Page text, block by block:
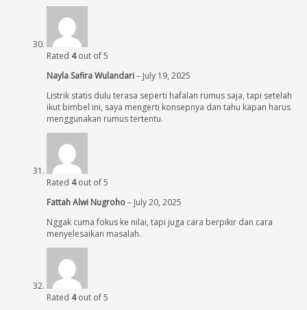
Rated 4out of 5
Nayla Safira Wulandari– July 19, 2025
Listrik statis dulu terasa seperti hafalan rumus saja, tapi setelah
ikut bimbel ini, saya mengerti konsepnya dan tahu kapan harus
menggunakan rumus tertentu.
Rated 4out of 5
Fattah Alwi Nugroho– July 20, 2025
Nggak cuma fokus ke nilai, tapi juga cara berpikir dan cara
menyelesaikan masalah.
Rated 4out of 5